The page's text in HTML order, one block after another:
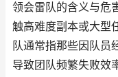
领会雷队的含义与危
触高难度副本或大型
队通常指那些因队员
导致团队频繁失败效